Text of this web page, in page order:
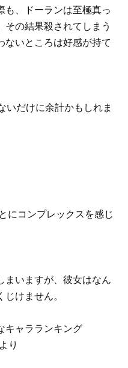
も、ドーランは至極真っ
その結果殺されてしまう
ないところは好感が持て
いだけに余計かもしれま
にコンプレックスを感じ
まいますが、彼女はなん
けません。